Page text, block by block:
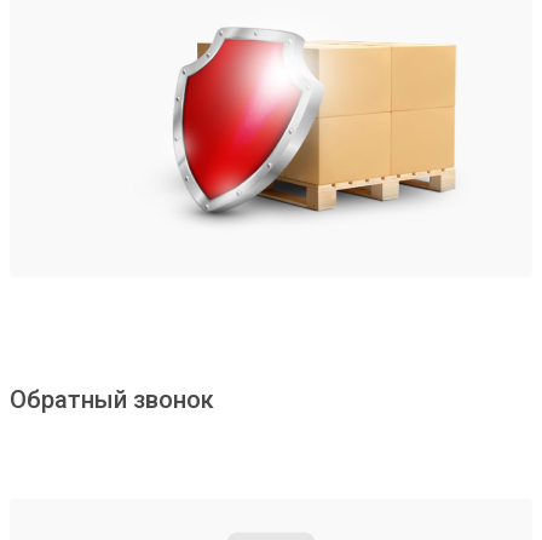
Обратный звонок